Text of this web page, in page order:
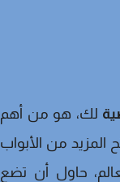
لك، هو من أهم
من الأبواب
حاول أن تضع